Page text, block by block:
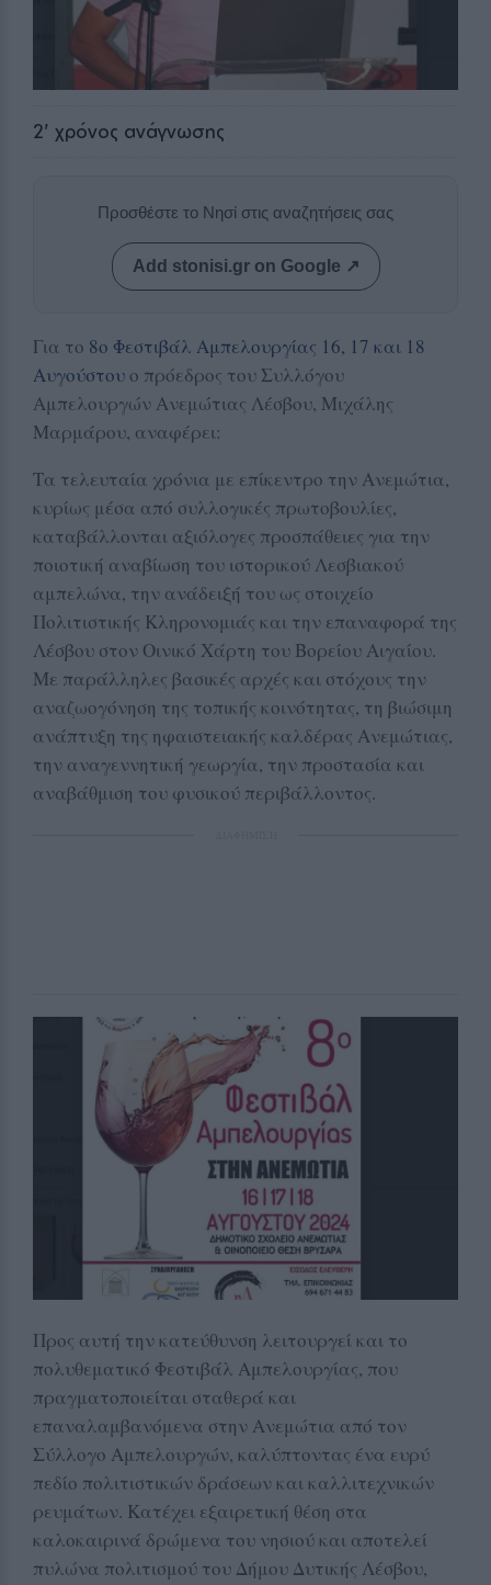
2' χρόνος ανάγνωσης
Προσθέστε το Νησί στις αναζητήσεις σας
Add stonisi.gr on Google ↗
Για το 8ο Φεστιβάλ Αμπελουργίας 16, 17 και 18
Αυγούστου ο πρόεδρος του Συλλόγου
Αμπελουργών Ανεμώτιας Λέσβου, Μιχάλης
Μαρμάρου, αναφέρει:
Τα τελευταία χρόνια με επίκεντρο την Ανεμώτια,
κυρίως μέσα από συλλογικές πρωτοβουλίες,
καταβάλλονται αξιόλογες προσπάθειες για την
ποιοτική αναβίωση του ιστορικού Λεσβιακού
αμπελώνα, την ανάδειξή του ως στοιχείο
Πολιτιστικής Κληρονομιάς και την επαναφορά της
Λέσβου στον Οινικό Χάρτη του Βορείου Αιγαίου.
Με παράλληλες βασικές αρχές και στόχους την
αναζωογόνηση της τοπικής κοινότητας, τη βιώσιμη
ανάπτυξη της ηφαιστειακής καλδέρας Ανεμώτιας,
την αναγεννητική γεωργία, την προστασία και
αναβάθμιση του φυσικού περιβάλλοντος.
Προς αυτή την κατεύθυνση λειτουργεί και το
πολυθεματικό Φεστιβάλ Αμπελουργίας, που
πραγματοποιείται σταθερά και
επαναλαμβανόμενα στην Ανεμώτια από τον
Σύλλογο Αμπελουργών, καλύπτοντας ένα ευρύ
πεδίο πολιτιστικών δράσεων και καλλιτεχνικών
ρευμάτων. Κατέχει εξαιρετική θέση στα
καλοκαιρινά δρώμενα του νησιού και αποτελεί
πυλώνα πολιτισμού του Δήμου Δυτικής Λέσβου,